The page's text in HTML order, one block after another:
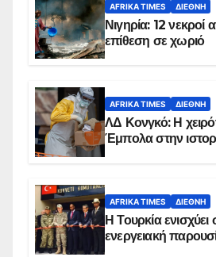
AFRIKA TIMES ΔΙΕΘΝΉ
Νιγηρία: 12 νεκροί
επίθεση σε χωριό
AFRIKA TIMES ΔΙΕΘΝΉ
ΛΔ Κονγκό: Η
Έμπολα στην
AFRIKA TIMES ΔΙΕΘΝΉ
Η Τουρκία ενισχύει
ενεργειακή